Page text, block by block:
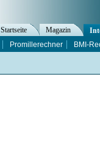
Startseite Magazin
Promillerechner BMI-